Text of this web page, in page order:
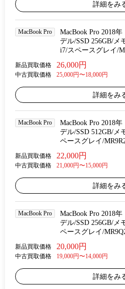
詳細をみ
MacBook Pro
MacBook Pro 2018
デル/SSD 256GB/メ
i7/スペースグレイ/
新品買取価格 26,000円
中古買取価格 25,000円〜18,000円
詳細をみ
MacBook Pro
MacBook Pro 2018
デル/SSD 512GB/メ
ペースグレイ/
新品買取価格 22,000円
中古買取価格 21,000円〜15,000円
詳細をみ
MacBook Pro
MacBook Pro 2018
デル/SSD 256GB/メ
ペースグレイ/
新品買取価格 20,000円
中古買取価格 19,000円〜14,000円
詳細をみ